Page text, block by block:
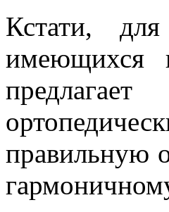
Кстати,
имеющихся
правильную